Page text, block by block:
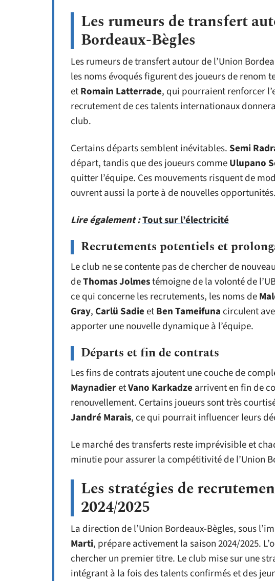
Les rumeurs de transfert
Bordeaux-Bègles
Les rumeurs de transfert autour de l’Union
les noms évoqués figurent des joueurs de renom
etRomain Latterrade, qui pourraient renforcer
recrutement de ces talents internationaux
club.
Certains départs semblent inévitables.Semi
départ, tandis que des joueurs commeUlupano
quitter l’équipe. Ces mouvements risquent de
ouvrent aussi la porte à de nouvelles opportunités.
Lire également :Tout sur l’électricité
Recrutements potentiels et
Le club ne se contente pas de chercher de
deThomas Jolmestémoigne de la volonté de
ce qui concerne les recrutements, les noms de
Gray, Carlü SadieetBen Tameifuna circulent
apporter une nouvelle dynamique à l’équipe.
Départs et fin de contrats
Les fins de contrats ajoutent une couche de
MaynadieretVano Karkadze arrivent en fin de
renouvellement. Certains joueurs sont très
Jandré Marais, ce qui pourrait influencer leurs
Le marché des transferts reste imprévisible et
minutie pour assurer la compétitivité de l’Union
Les stratégies de
2024/2025
La direction de l’Union Bordeaux-Bègles, sous
Marti, prépare activement la saison 2024/2025.
chercher un premier titre. Le club mise sur une
intégrant à la fois des talents confirmés et des